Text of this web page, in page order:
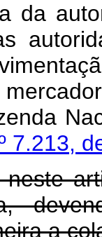
da
à
7.213,
a